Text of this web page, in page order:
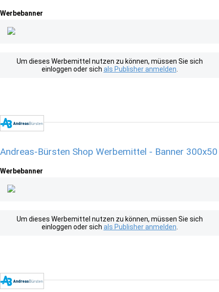
Werbebanner
Um dieses Werbemittel nutzen zu können, müssen Sie sich
einloggen oder sich als Publisher anmelden
Andreas-Bürsten Shop Werbemittel - Banner 300x50
Werbebanner
Um dieses Werbemittel nutzen zu können, müssen Sie sich
einloggen oder sich als Publisher anmelden